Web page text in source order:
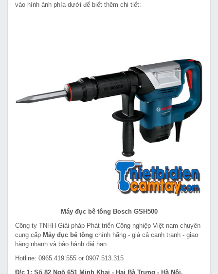
vào hình ảnh phía dưới để biết thêm chi tiết:
Máy đục bê tông Bosch GSH500
Công ty TNHH Giải pháp Phát triển Công nghiệp Việt nam chuyên
cung cấp Máy đục bê tông chính hãng - giá cả cạnh tranh - giao
hàng nhanh và bảo hành dài hạn.
Hotline: 0965.419.555 or 0907.513.315
Đ/c 1: Số 82 Ngõ 651 Minh Khai - Hai Bà Trưng - Hà Nội.